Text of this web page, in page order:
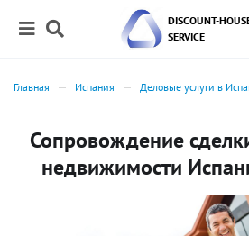
DISCOUNT-
SERVICE
Главная Испания Деловые услуги в
Сопровождение
недвижимости